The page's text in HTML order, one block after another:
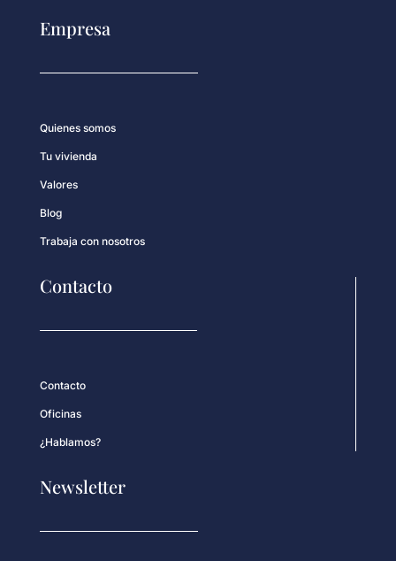
Empresa
Quienes somos
Tu vivienda
Valores
Blog
Trabaja con nosotros
Contacto
Contacto
Oficinas
¿Hablamos?
Newsletter